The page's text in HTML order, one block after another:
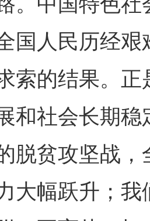
国人民历经
索的结果。
和社会长期
脱贫攻坚战
大幅跃升；